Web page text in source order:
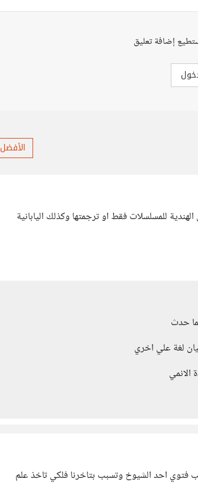
إضافة تعليق
الأفضل
للمسلسلات فقط او ترجمتها وكذلك اليابانية
حدث
لغة علي اخري
الانمي
فتوي احد الشيوخ وتسبب بتاخرنا فلكي تاخذ علم